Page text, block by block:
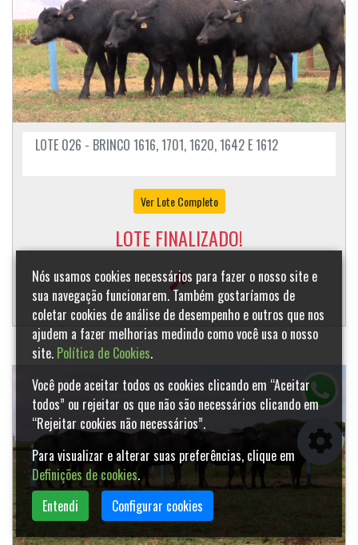
LOTE 026 - BRINCO 1616, 1701, 1620, 1642 E 1612
Ver Lote Completo
LOTE FINALIZADO!
Nós usamos cookies necessários para fazer o nosso site e
sua navegação funcionarem. Também gostaríamos de
coletar cookies de análise de desempenho e outros que nos
ajudem a fazer melhorias medindo como você usa o nosso
site. Política de Cookies.
Você pode aceitar todos os cookies clicando em “Aceitar
todos” ou rejeitar os que não são necessários clicando em
“Rejeitar cookies não necessários”.
Para visualizar e alterar suas preferências, clique em
Definições de cookies.
Entendi
Configurar cookies